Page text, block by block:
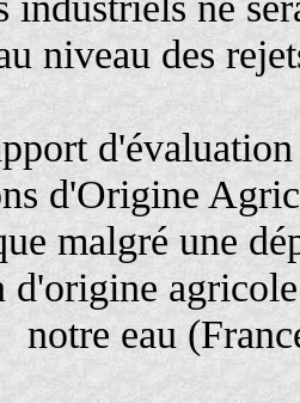
niveau des
d'Origine
malgré une
notre eau